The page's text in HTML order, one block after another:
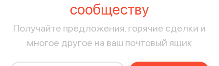
сообществу
Получайте предложения, горячие сделки и
многое другое на ваш почтовый ящик